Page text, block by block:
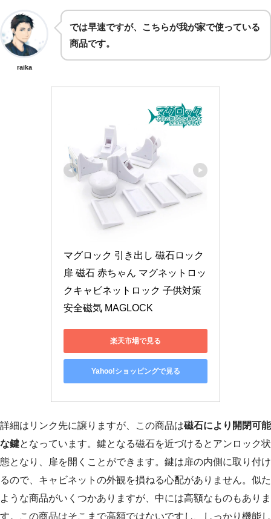
raika
では早速ですが、こちらが我が家で使っている
商品です。
マグロック 引き出し 磁石ロック
扉 磁石 赤ちゃん マグネットロッ
クキャビネットロック 子供対策
安全磁気 MAGLOCK
楽天市場で見る
Yahoo!ショッピングで見る
詳細はリンク先に譲りますが、この商品は磁石により開閉可能
な鍵となっています。鍵となる磁石を近づけるとアンロック状
態となり、扉を開くことができます。鍵は扉の内側に取り付け
るので、キャビネットの外観を損ねる心配がありません。似た
ような商品がいくつかありますが、中には高額なものもありま
す。この商品はそこまで高額ではないですし、しっかり機能し